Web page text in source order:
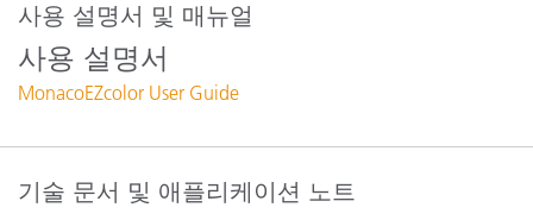
사용 설명서 및 매뉴얼
사용 설명서
MonacoEZcolor User Guide
기술 문서 및 애플리케이션 노트